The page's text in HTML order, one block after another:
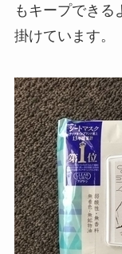
もキープできる
掛けています。